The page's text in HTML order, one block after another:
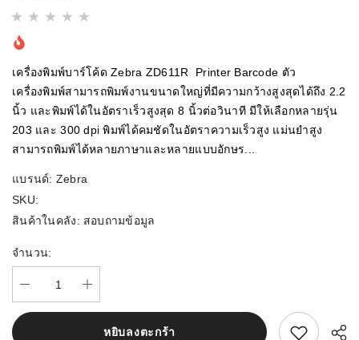
เครื่องพิมพ์บาร์โค้ด Zebra ZD611R Printer Barcode ตัว
เครื่องพิมพ์สามารถพิมพ์งานขนาดใหญ่ที่มีความกว้างสูงสุดได้ถึง 2.2
นิ้ว และพิมพ์ได้ในอัตราเร็วสูงสุด 8 นิ้วต่อวินาที มีให้เลือกหลายรุ่น
203 และ 300 dpi พิมพ์ได้คมชัดในอัตราความเร็วสูง แม่นยำสูง
สามารถพิมพ์ได้หลายภาษาและหลายแบบอักษร...
แบรนด์: Zebra
SKU:
สินค้าในคลัง: สอบถามข้อมูล
จำนวน:
หยิบลงตะกร้า สนใจสิ้นค้านี้